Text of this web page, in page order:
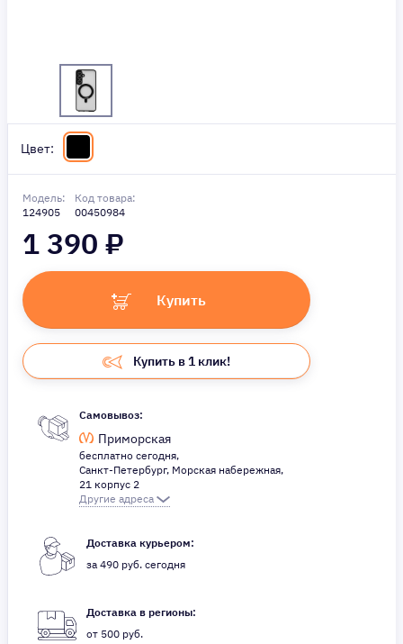
Цвет:
Модель:
124905
Код товара:
00450984
1 390 ₽
Купить
Купить в 1 клик!
Самовывоз:
Приморская
бесплатно сегодня,
Санкт-Петербург, Морская набережная,
21 корпус 2
Другие адреса
Доставка курьером:
за 490 руб. сегодня
Доставка в регионы:
от 500 руб.